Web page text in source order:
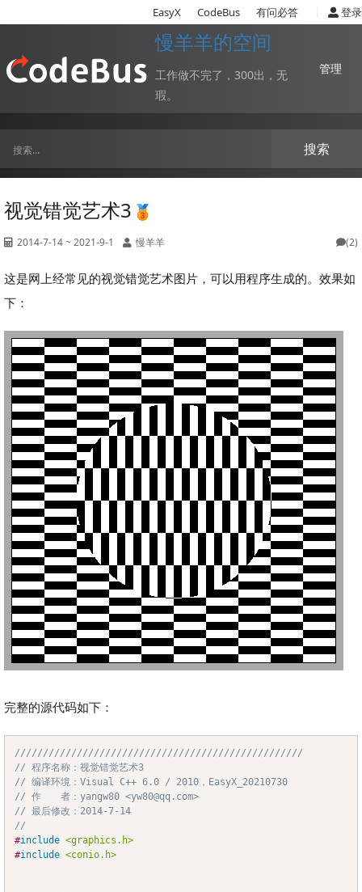
EasyX CodeBus 有问必答 登录
慢羊羊的空间
工作做不完了，300出，无
瑕。
管理
视觉错觉艺术3
2014-7-14 ~ 2021-9-1 慢羊羊 (2)
这是网上经常见的视觉错觉艺术图片，可以用程序生成的。效果如
下：
完整的源代码如下：
///////////////////////////////////////////////////
// 程序名称：视觉错觉艺术3
// 编译环境：Visual C++ 6.0 / 2010，EasyX_20210730
// 作　　者：yangw80 <yw80@qq.com>
// 最后修改：2014-7-14
//
#include <graphics.h>
#include <conio.h>
搜索